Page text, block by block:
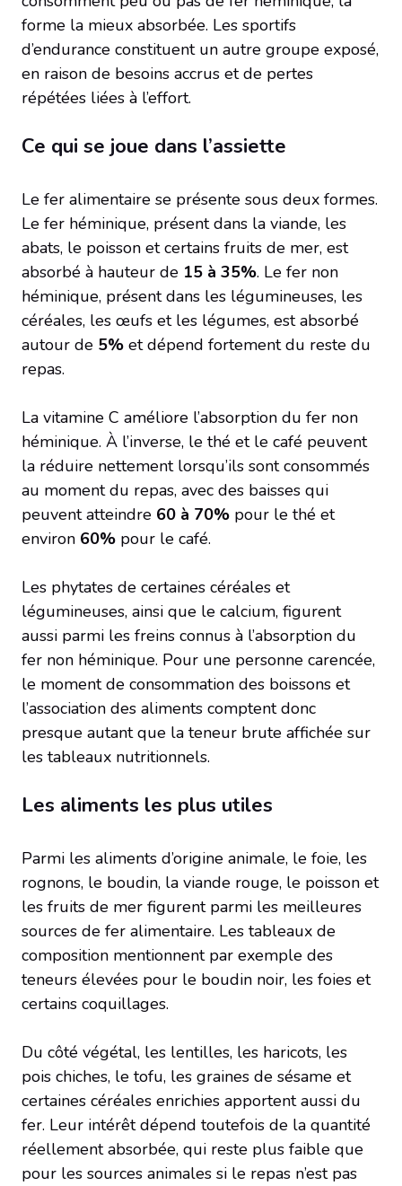
forme la mieux absorbée. Les sportifs
d’endurance constituent un autre groupe exposé,
en raison de besoins accrus et de pertes
répétées liées à l’effort.
Ce qui se joue dans l’assiette
Le fer alimentaire se présente sous deux formes.
Le fer héminique, présent dans la viande, les
abats, le poisson et certains fruits de mer, est
absorbé à hauteur de 15 à 35%. Le fer non
héminique, présent dans les légumineuses, les
céréales, les œufs et les légumes, est absorbé
autour de 5% et dépend fortement du reste du
repas.
La vitamine C améliore l’absorption du fer non
héminique. À l’inverse, le thé et le café peuvent
la réduire nettement lorsqu’ils sont consommés
au moment du repas, avec des baisses qui
peuvent atteindre 60 à 70% pour le thé et
environ 60% pour le café.
Les phytates de certaines céréales et
légumineuses, ainsi que le calcium, figurent
aussi parmi les freins connus à l’absorption du
fer non héminique. Pour une personne carencée,
le moment de consommation des boissons et
l’association des aliments comptent donc
presque autant que la teneur brute affichée sur
les tableaux nutritionnels.
Les aliments les plus utiles
Parmi les aliments d’origine animale, le foie, les
rognons, le boudin, la viande rouge, le poisson et
les fruits de mer figurent parmi les meilleures
sources de fer alimentaire. Les tableaux de
composition mentionnent par exemple des
teneurs élevées pour le boudin noir, les foies et
certains coquillages.
Du côté végétal, les lentilles, les haricots, les
pois chiches, le tofu, les graines de sésame et
certaines céréales enrichies apportent aussi du
fer. Leur intérêt dépend toutefois de la quantité
réellement absorbée, qui reste plus faible que
pour les sources animales si le repas n’est pas